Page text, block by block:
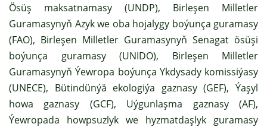
Ösüş maksatnamasy (UNDP), Birleşen Milletler
Guramasynyň Azyk we oba hojalygy boýunça guramasy
(FAO), Birleşen Milletler Guramasynyň Senagat ösüşi
boýunça guramasy (UNIDO), Birleşen Milletler
Guramasynyň Ýewropa boýunça Ykdysady komissiýasy
(UNECE), Bütindünýä ekologiýa gaznasy (GEF), Ýaşyl
howa gaznasy (GCF), Uýgunlaşma gaznasy (AF),
Ýewropada howpsuzlyk we hyzmatdaşlyk guramasy